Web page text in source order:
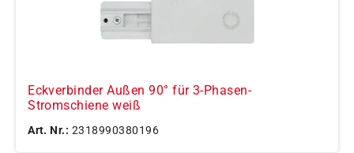
Eckverbinder Außen 90° für 3-Phasen-
Stromschiene weiß
Art. Nr.: 2318990380196